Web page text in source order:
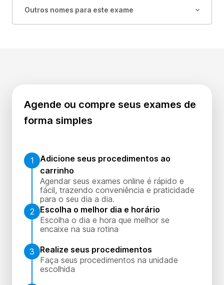
Outros nomes para este exame
Agende ou compre seus exames de
forma simples
1
Adicione seus procedimentos ao
carrinho
Agendar seus exames online é rápido e
fácil, trazendo conveniência e praticidade
para o seu dia a dia.
2
Escolha o melhor dia e horário
Escolha o dia e hora que melhor se
encaixe na sua rotina
3
Realize seus procedimentos
Faça seus procedimentos na unidade
escolhida